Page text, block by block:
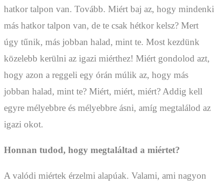
hatkor talpon van. Tovább. Miért baj az, hogy mindenki
más hatkor talpon van, de te csak hétkor kelsz? Mert
úgy tűnik, más jobban halad, mint te. Most kezdünk
közelebb kerülni az igazi miérthez! Miért gondolod azt,
hogy azon a reggeli egy órán múlik az, hogy más
jobban halad, mint te? Miért, miért, miért? Addig kell
egyre mélyebbre és mélyebbre ásni, amíg megtalálod az
igazi okot.
Honnan tudod, hogy megtaláltad a miértet?
A valódi miértek érzelmi alapúak. Valami, ami nagyon